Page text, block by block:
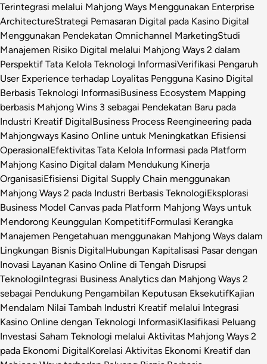
Terintegrasi melalui Mahjong Ways Menggunakan Enterprise
ArchitectureStrategi Pemasaran Digital pada Kasino Digital
Menggunakan Pendekatan Omnichannel MarketingStudi
Manajemen Risiko Digital melalui Mahjong Ways 2 dalam
Perspektif Tata Kelola Teknologi InformasiVerifikasi Pengaruh
User Experience terhadap Loyalitas Pengguna Kasino Digital
Berbasis Teknologi InformasiBusiness Ecosystem Mapping
berbasis Mahjong Wins 3 sebagai Pendekatan Baru pada
Industri Kreatif DigitalBusiness Process Reengineering pada
Mahjongways Kasino Online untuk Meningkatkan Efisiensi
OperasionalEfektivitas Tata Kelola Informasi pada Platform
Mahjong Kasino Digital dalam Mendukung Kinerja
OrganisasiEfisiensi Digital Supply Chain menggunakan
Mahjong Ways 2 pada Industri Berbasis TeknologiEksplorasi
Business Model Canvas pada Platform Mahjong Ways untuk
Mendorong Keunggulan KompetitifFormulasi Kerangka
Manajemen Pengetahuan menggunakan Mahjong Ways dalam
Lingkungan Bisnis DigitalHubungan Kapitalisasi Pasar dengan
Inovasi Layanan Kasino Online di Tengah Disrupsi
TeknologiIntegrasi Business Analytics dan Mahjong Ways 2
sebagai Pendukung Pengambilan Keputusan EksekutifKajian
Mendalam Nilai Tambah Industri Kreatif melalui Integrasi
Kasino Online dengan Teknologi InformasiKlasifikasi Peluang
Investasi Saham Teknologi melalui Aktivitas Mahjong Ways 2
pada Ekonomi DigitalKorelasi Aktivitas Ekonomi Kreatif dan